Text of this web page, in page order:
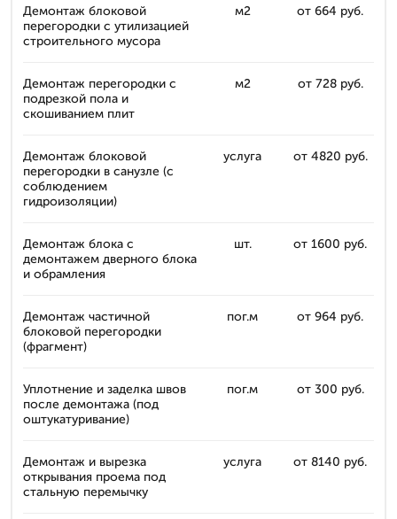
Демонтаж блоковой
перегородки с утилизацией
строительного мусора
м2 от 664 руб.
Демонтаж перегородки с
подрезкой пола и
скошиванием плит
м2 от 728 руб.
Демонтаж блоковой
перегородки в санузле (с
соблюдением
гидроизоляции)
услуга от 4820 руб.
Демонтаж блока с
демонтажем дверного блока
и обрамления
шт. от 1600 руб.
Демонтаж частичной
блоковой перегородки
(фрагмент)
пог.м от 964 руб.
Уплотнение и заделка швов
после демонтажа (под
оштукатуривание)
пог.м от 300 руб.
Демонтаж и вырезка
открывания проема под
стальную перемычку
услуга от 8140 руб.